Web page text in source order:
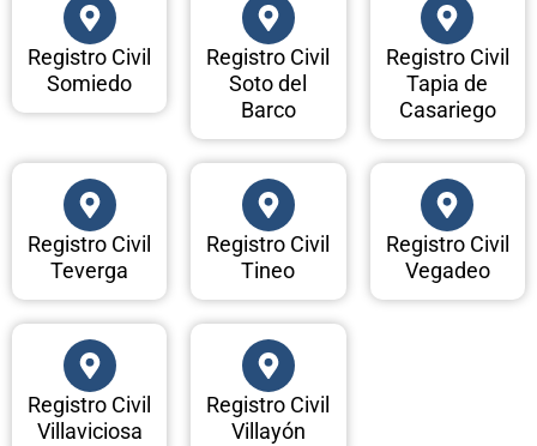
Registro Civil
Somiedo
Registro Civil
Soto del
Barco
Registro Civil
Tapia de
Casariego
Registro Civil
Teverga
Registro Civil
Tineo
Registro Civil
Vegadeo
Registro Civil
Villaviciosa
Registro Civil
Villayón